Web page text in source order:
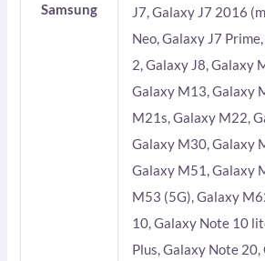
Samsung
J7, Galaxy J7 2016
Neo, Galaxy J7
2, Galaxy J8, Galaxy
Galaxy M13, Galaxy
M21s, Galaxy M22,
Galaxy M30, Galaxy
Galaxy M51, Galaxy
M53 (5G), Galaxy
10, Galaxy Note 10
Plus, Galaxy Note